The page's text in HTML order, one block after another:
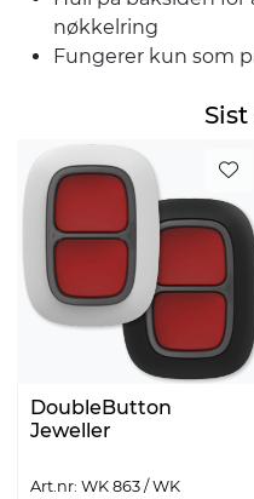
nøkkelring
Fungerer kun som
DoubleButton
Jeweller
Art.nr: WK 863 / WK